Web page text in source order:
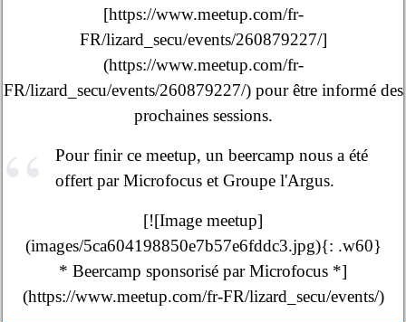
[https://www.meetup.com/fr-
FR/lizard_secu/events/260879227/]
(https://www.meetup.com/fr-
FR/lizard_secu/events/260879227/) pour être informé des
prochaines sessions.
Pour finir ce meetup, un beercamp nous a été
offert par Microfocus et Groupe l'Argus.
[![Image meetup]
(images/5ca604198850e7b57e6fddc3.jpg){: .w60}
* Beercamp sponsorisé par Microfocus *]
(https://www.meetup.com/fr-FR/lizard_secu/events/)